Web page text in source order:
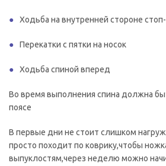
Ходьба на внутренней стороне
Перекатки с пятки на носок
Ходьба спиной вперед
Во время выполнения спина должна
поясе
В первые дни не стоит слишком
просто походит по коврику,чтобы
выпуклостям,через неделю можно